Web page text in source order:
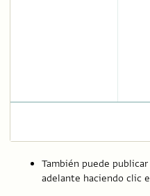
También puede
adelante haciendo clic